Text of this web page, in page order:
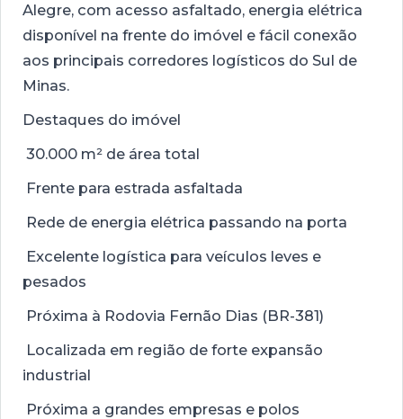
Alegre, com acesso asfaltado, energia elétrica
disponível na frente do imóvel e fácil conexão
aos principais corredores logísticos do Sul de
Minas.
Destaques do imóvel
30.000 m² de área total
Frente para estrada asfaltada
Rede de energia elétrica passando na porta
Excelente logística para veículos leves e
pesados
Próxima à Rodovia Fernão Dias (BR-381)
Localizada em região de forte expansão
industrial
Próxima a grandes empresas e polos